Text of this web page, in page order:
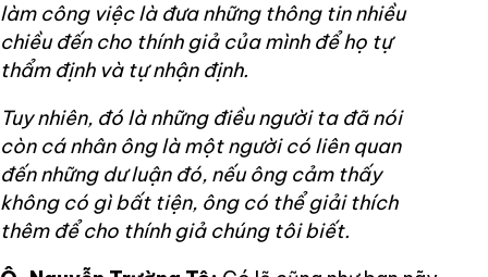
làm công việc là đưa những thông tin nhiều
chiều đến cho thính giả của mình để họ tự
thẩm định và tự nhận định.
Tuy nhiên, đó là những điều người ta đã nói
còn cá nhân ông là một người có liên quan
đến những dư luận đó, nếu ông cảm thấy
không có gì bất tiện, ông có thể giải thích
thêm để cho thính giả chúng tôi biết.